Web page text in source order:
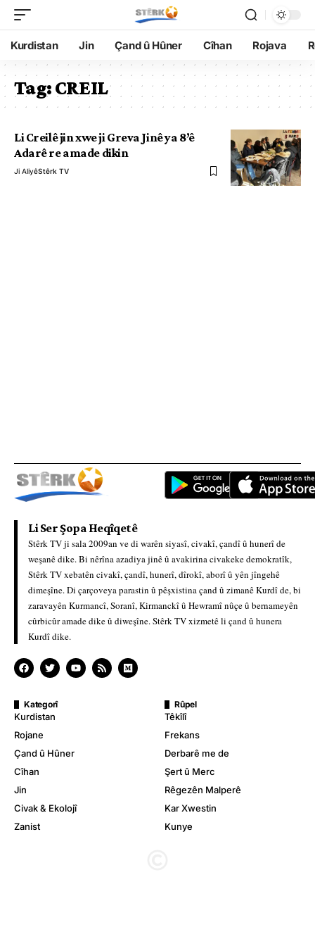
Kurdistan Jin Çand û Hûner Cîhan Rojava
Tag:CREIL
Li Creilê jin xwe ji Greva Jinê ya 8’ê
Adarê re amade dikin
Ji AliyêStêrk TV
Li Ser Şopa Heqîqetê
Stêrk TV ji sala 2009an ve di warên siyasî, civakî, çandî û hunerî de
weşanê dike. Bi nêrîna azadiya jinê û avakirina civakeke demokratîk,
Stêrk TV xebatên civakî, çandî, hunerî, dîrokî, aborî û yên jîngehê
dimeşîne. Di çarçoveya parastin û pêşxistina çand û zimanê Kurdî de, bi
zaravayên Kurmancî, Soranî, Kirmanckî û Hewramî nûçe û bernameyên
cûrbicûr amade dike û diweşîne. Stêrk TV xizmetê li çand û hunera
Kurdî dike.
Kategorî
Kurdistan
Rojane
Çand û Hûner
Cîhan
Jin
Civak & Ekolojî
Zanist
Rûpel
Têkîlî
Frekans
Derbarê me de
Şert û Merc
Rêgezên Malperê
Kar Xwestin
Kunye